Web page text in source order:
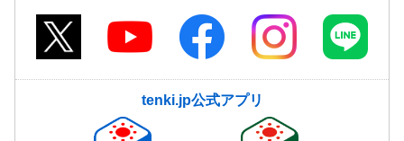
tenki.jp公式アプリ